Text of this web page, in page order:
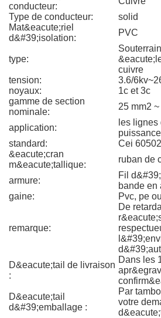
conducteur:
Type de conducteur:
solid
Mat&eacute;riel
d&#39;isolation:
PVC
type:
cuivre
tension:
3.6/
noyaux:
1c et 3c
gamme de section
nominale:
25 mm2
application:
les
standard:
Cei
&eacute;cran
m&eacute;tallique:
ruban de
armure:
Fil
bande en
gaine:
Pvc, pe
remarque:
De
D&eacute;tail de livraison
:
Dans les
D&eacute;tail
d&#39;emballage :
Par
votre